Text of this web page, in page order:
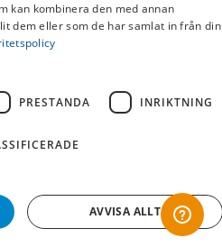
FI
kan kombinera den med annan
dem eller som de har samlat in från din
PRESTANDA INRIKTNING
AVVISA ALLT